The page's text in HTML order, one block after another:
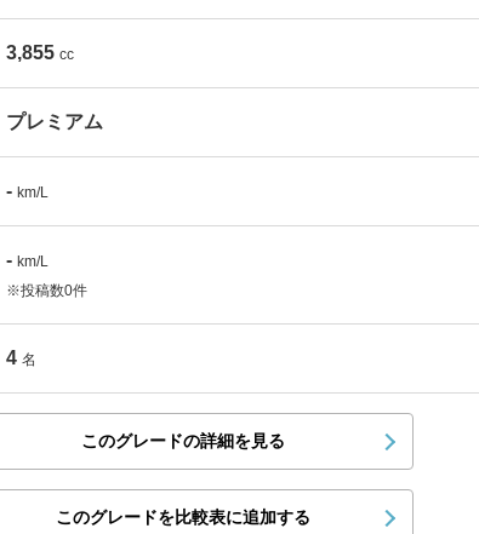
3,855 cc
プレミアム
- km/L
- km/L
※投稿数0件
4 名
このグレードの詳細を見る
このグレードを比較表に追加する